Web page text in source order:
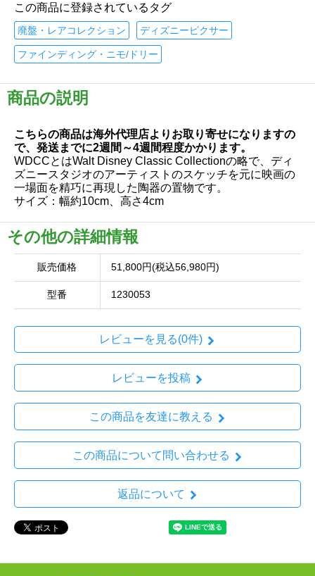
この商品に登録されているタグ
廃盤・レアコレクション ディズニーピクサー
ファインディング・ニモ/ドリー
商品の説明
こちらの商品は海外代理店よりお取り寄せになりますの
で、発送までに2週間～4週間程度かかります。
WDCCとはWalt Disney Classic Collectionの略で、ディ
ズニースタジオのアーティストのスケッチを元に映画の
一場面を精巧に再現した陶器の置物です。
サイズ：幅約10cm、高さ4cm
その他の詳細情報
販売価格 51,800円(税込56,980円)
型番 1230053
レビューを見る(0件)
レビューを投稿
この商品を友達に教える
この商品について問い合わせる
返品について